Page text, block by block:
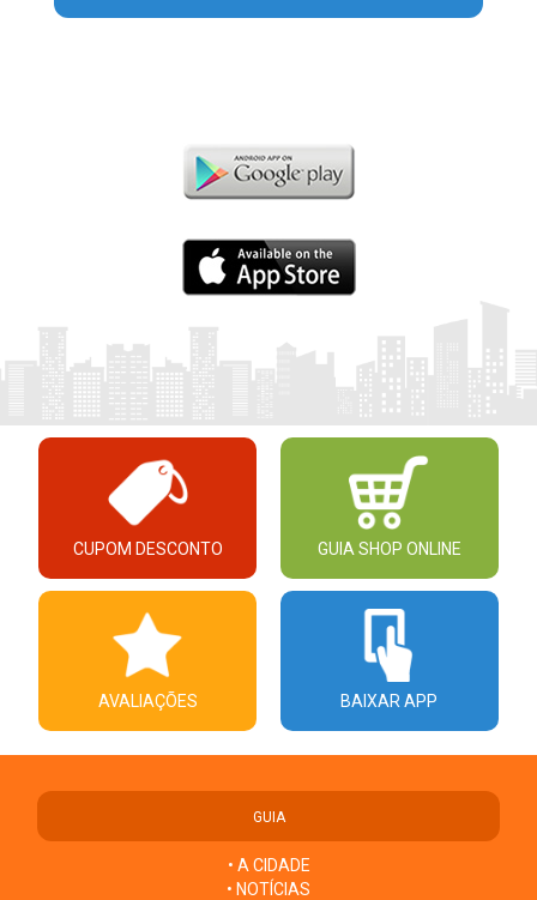
CUPOM DESCONTO GUIA SHOP ONLINE
AVALIAÇÕES BAIXAR APP
GUIA
• A CIDADE
• NOTÍCIAS